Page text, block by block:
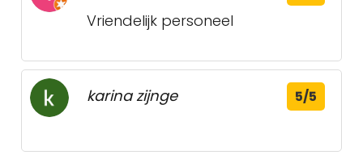
Vriendelijk personeel
karina zijnge 5/5